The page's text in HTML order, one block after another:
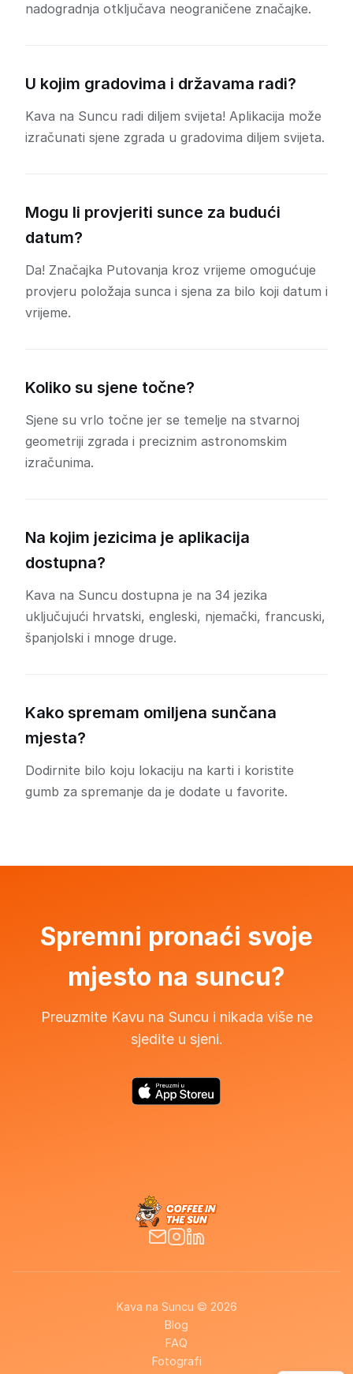
nadogradnja otključava neograničene značajke.
U kojim gradovima i državama radi?
Kava na Suncu radi diljem svijeta! Aplikacija može
izračunati sjene zgrada u gradovima diljem svijeta.
Mogu li provjeriti sunce za budući
datum?
Da! Značajka Putovanja kroz vrijeme omogućuje
provjeru položaja sunca i sjena za bilo koji datum i
vrijeme.
Koliko su sjene točne?
Sjene su vrlo točne jer se temelje na stvarnoj
geometriji zgrada i preciznim astronomskim
izračunima.
Na kojim jezicima je aplikacija
dostupna?
Kava na Suncu dostupna je na 34 jezika
uključujući hrvatski, engleski, njemački, francuski,
španjolski i mnoge druge.
Kako spremam omiljena sunčana
mjesta?
Dodirnite bilo koju lokaciju na karti i koristite
gumb za spremanje da je dodate u favorite.
Spremni pronaći svoje
mjesto na suncu?
Preuzmite Kavu na Suncu i nikada više ne
sjedite u sjeni.
Kava na Suncu © 2026
Blog
FAQ
Fotografi